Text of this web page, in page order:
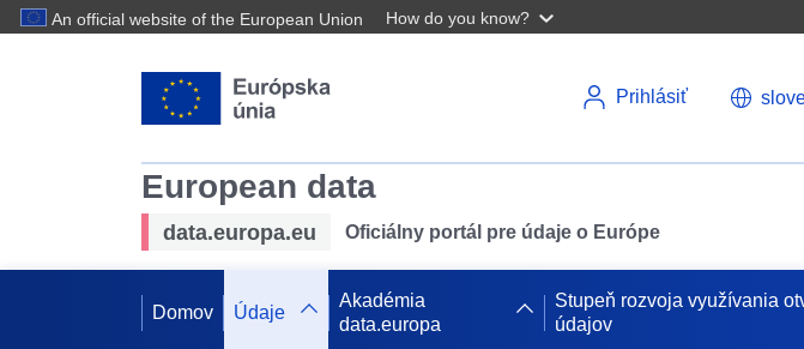
An official website of the European Union How do you know?
Prihlásiť
European data
data.europa.eu Oficiálny portál pre údaje o Európe
Domov Údaje
Akadémia
data.europa
Stupeň rozvoja využívania
údajov